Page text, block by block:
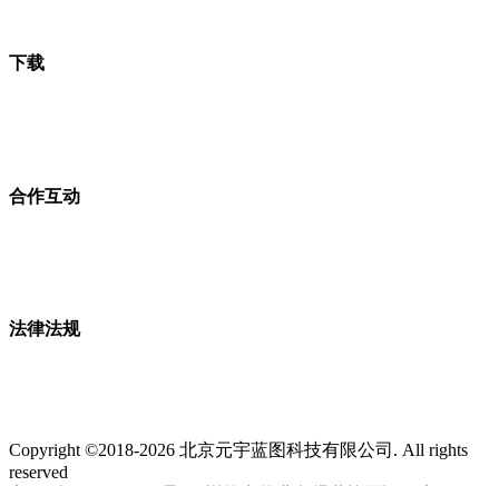
下载
合作互动
法律法规
Copyright ©2018-2026 北京元宇蓝图科技有限公司. All rights
reserved